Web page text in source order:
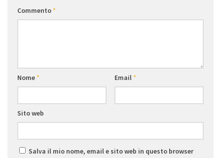
Commento*
Nome* Email*
Sito web
Salva il mio nome, email e sito web in questo browser